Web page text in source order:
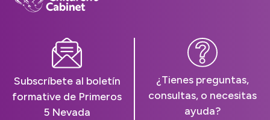
Subscríbete al boletín
formative de Primeros
5 Nevada
¿Tienes preguntas,
consultas, o necesitas
ayuda?